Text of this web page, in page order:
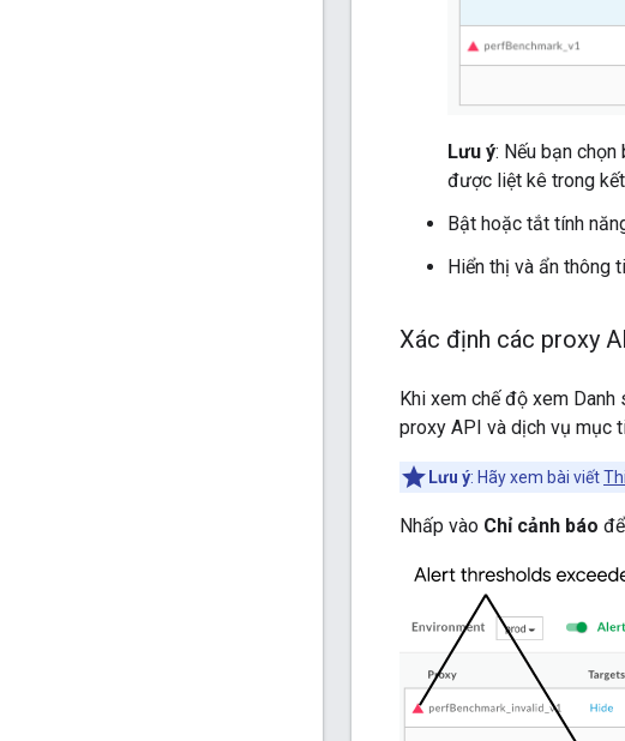
Lưu ý: Nếu bạn chọn
được liệt kê trong
Bật hoặc tắt tính
Hiển thị và ẩn thông
Xác định các proxy
Khi xem chế độ xem
proxy API và dịch vụ mục
Lưu ý: Hãy xem bài viết
Nhấp vào Chỉ cảnh báo